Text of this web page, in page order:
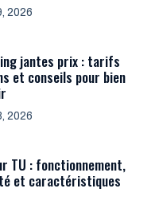
2026
jantes prix : tarifs
et conseils pour bien
2026
TU : fonctionnement,
et caractéristiques